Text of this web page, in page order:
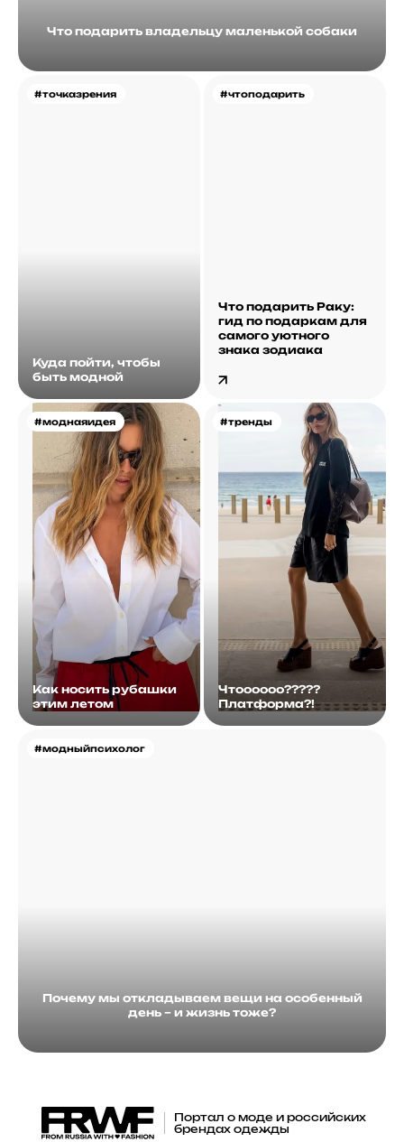
Что подарить владельцу маленькой собаки
#точказрения
Куда пойти, чтобы
быть модной
#чтоподарить
Что подарить Раку:
гид по подаркам для
самого уютного
знака зодиака
#моднаяидея
Как носить рубашки
этим летом
#тренды
Чтоооооо?????
Платформа?!
#модныйпсихолог
Почему мы откладываем вещи на особенный
день – и жизнь тоже?
Портал о моде и российских
брендах одежды